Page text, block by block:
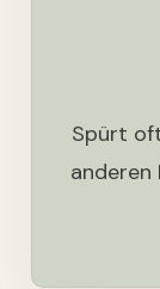
Spürt
anderen